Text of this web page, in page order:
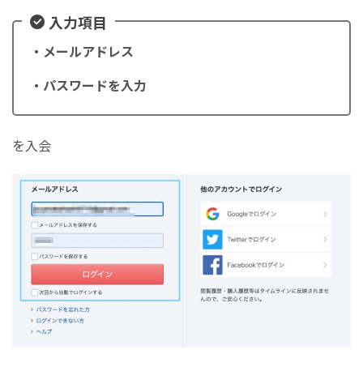
入力項目
・メールアドレス
・パスワードを入力
を入会